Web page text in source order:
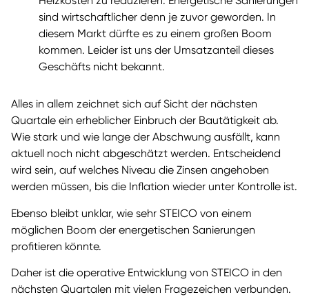
sind wirtschaftlicher denn je zuvor geworden. In
diesem Markt dürfte es zu einem großen Boom
kommen. Leider ist uns der Umsatzanteil dieses
Geschäfts nicht bekannt.
Alles in allem zeichnet sich auf Sicht der nächsten
Quartale ein erheblicher Einbruch der Bautätigkeit ab.
Wie stark und wie lange der Abschwung ausfällt, kann
aktuell noch nicht abgeschätzt werden. Entscheidend
wird sein, auf welches Niveau die Zinsen angehoben
werden müssen, bis die Inflation wieder unter Kontrolle ist.
Ebenso bleibt unklar, wie sehr STEICO von einem
möglichen Boom der energetischen Sanierungen
profitieren könnte.
Daher ist die operative Entwicklung von STEICO in den
nächsten Quartalen mit vielen Fragezeichen verbunden.